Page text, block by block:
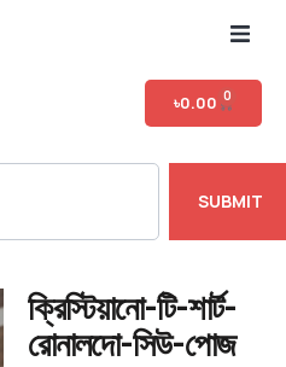
৳0.00 0
SUBMIT
ক্রিস্টিয়ানো-টি-শার্ট-
রোনালদো-সিউ-পোজ